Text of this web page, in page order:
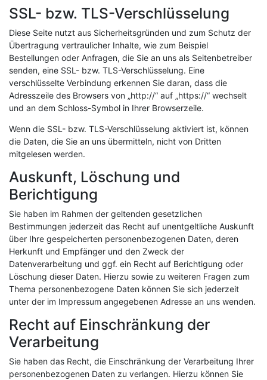
SSL- bzw. TLS-Verschlüsselung
Diese Seite nutzt aus Sicherheitsgründen und zum Schutz der
Übertragung vertraulicher Inhalte, wie zum Beispiel
Bestellungen oder Anfragen, die Sie an uns als Seitenbetreiber
senden, eine SSL- bzw. TLS-Verschlüsselung. Eine
verschlüsselte Verbindung erkennen Sie daran, dass die
Adresszeile des Browsers von „http://“ auf „https://“ wechselt
und an dem Schloss-Symbol in Ihrer Browserzeile.
Wenn die SSL- bzw. TLS-Verschlüsselung aktiviert ist, können
die Daten, die Sie an uns übermitteln, nicht von Dritten
mitgelesen werden.
Auskunft, Löschung und
Berichtigung
Sie haben im Rahmen der geltenden gesetzlichen
Bestimmungen jederzeit das Recht auf unentgeltliche Auskunft
über Ihre gespeicherten personenbezogenen Daten, deren
Herkunft und Empfänger und den Zweck der
Datenverarbeitung und ggf. ein Recht auf Berichtigung oder
Löschung dieser Daten. Hierzu sowie zu weiteren Fragen zum
Thema personenbezogene Daten können Sie sich jederzeit
unter der im Impressum angegebenen Adresse an uns wenden.
Recht auf Einschränkung der
Verarbeitung
Sie haben das Recht, die Einschränkung der Verarbeitung Ihrer
personenbezogenen Daten zu verlangen. Hierzu können Sie